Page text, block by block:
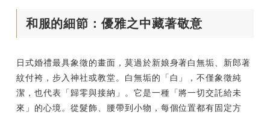
和服的細節：優雅之中藏著敬意
日式婚禮最具象徵的畫面，莫過於新娘身著白無垢、新郎著
紋付袴，步入神社或教堂。白無垢的「白」，不僅象徵純
潔，也代表「歸零與接納」。它是一種「將一切交託給未
來」的心境。從髮飾、腰帶到小物，每個位置都有固定方